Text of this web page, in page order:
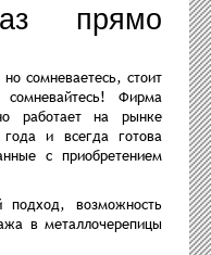
прямо
сомневаетесь, стоит
Фирма
работает на рынке
и всегда готова
с приобретением
подход, возможность
в металлочерепицы